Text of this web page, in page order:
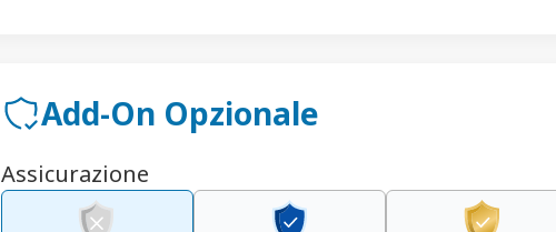
Add-On Opzionale
Assicurazione